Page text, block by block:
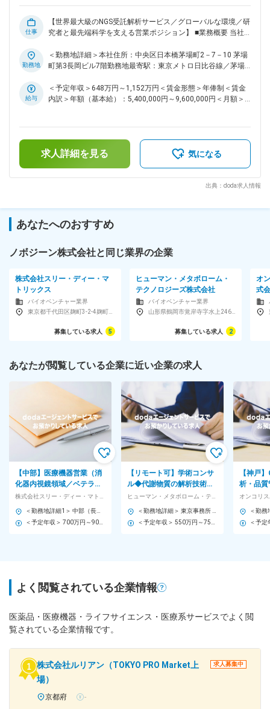
の協働で専門性を高められる環境です。 ■就業環境 フラット
で裁量の大きい組織風土。営業・技術・管理部門が密接に連携
し、インセンティブ制度も整っています。 ■想定されるキャリ
アパス 技術スペシャリストから営業・マーケティング・海外
拠点等への多様なキャリアパスが広がります。 ■企業の特徴/
魅力 世界最大級のNGS解析企業として圧倒的なスケールと実
績を持ち、国内外の研究機関と連携し最先端研究を支え続けて
仕事
【世界最大級のNGS受託解析サービス／グローバルな環境／研
究者と最先端科学を支える営業ポジション】 ■業務概要 当社
受託解析サービスの提案営業を担当いただきます。国内の大
学・研究機関・製薬企業・バイオベンチャーなど、最先端の研
ッションとします。 ■業務詳細 ・担当エリアにおける営業活
動全般（既存顧客・新規顧客・代理店対応） ・的確な週次売
ビジネス機会の発掘とターゲット分解（短中長期施策立案）
・既存顧客へのアップセル・クロスセル提案 ・製品デモやプ
レゼンテーションの実施 ・社内の技術・マーケ・物流部門と
動・顧客情報等の正確な入力・管理 ・会社の営業目標・KPIの
ンスクリプトーム・エピゲノム・メタゲノム解析等、多様な
NGS受託解析サービスをグローバル水準で展開。 ■組織構成 営
業7名を含む少数精鋭組織。グローバル連携や大学・研究機関
に携わり、研究者の課題解決や社会課題の解決に直接貢献でき
る実践型教育、社内外研修を組み合わせ、NGSや営業の専門性
を段階的に習得可能です。 ■就業環境 グローバルな風土と裁
量ある働き方。繁忙期のサポート体制も整えています。 ■想定
されるキャリアパス 成長市場で専門性とビジネススキルを磨
き、営業リーダーやグローバルポジションへのステップアップ
も可能です。 ■企業の特徴/魅力 圧倒的なスケールと高い技術
いポジションです。 変更の範囲：会社の定める業務
勤務地
＜勤務地詳細＞本社住所：中央区日本橋茅場町2－7－10 茅場
町第3長岡ビル7階勤務地最寄駅：東京メトロ日比谷線／茅場
事業所（リモートワーク含む）
給与
＜予定年収＞648万円～1,152万円＜賃金形態＞年俸制＜賃金
内訳＞年額（基本給）：5,400,000円～9,600,000円＜月額＞
社業績や個人の成長率に連動）を加えた金額です。賃金はあく
までも目安の金額であり、選考を通じて上下する可能性があり
ます。月給(月額)は固定手当を含めた表記です。
求人詳細を見る 気になる
出典：doda求人情報
あなたへのおすすめ
ノボジーン株式会社と同じ業界の企業
株式会社スリー・ディー・マ
トリックス
バイオベンチャー業界
募集している求人 5
ヒューマン・メタボローム・
テクノロジーズ株式会社
バイオベンチャー業界
募集している求人 2
オ
式
あなたが閲覧している企業に近い企業の求人
【中部】医療機器営業（消
化器内視鏡領域／ベテラン
歓迎）◆直行直帰可・立ち
合いなし／東証グロース上
場
【リモート可】学術コンサ
ル◆代謝物質の解析技術を
活用／年休125日／スタン
ダード上場◆
【神戸
析・品質
造〉が
学」に
よく閲覧されている企業情報
医薬品・医療機器・ライフサイエンス・医療系サービスでよく閲
覧されている企業情報です。
株式会社ルリアン（TOKYO PRO Market上
場）
求人募集中
京都府 -